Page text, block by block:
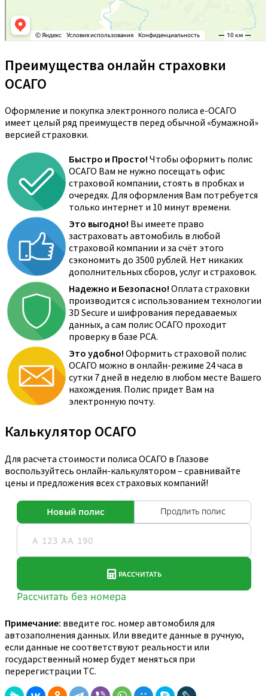
Преимущества онлайн страховки
ОСАГО
Оформление и покупка электронного полиса е-ОСАГО
имеет целый ряд преимуществ перед обычной «бумажной»
версией страховки.
Быстро и Просто! Чтобы оформить полис
ОСАГО Вам не нужно посещать офис
страховой компании, стоять в пробках и
очередях. Для оформления Вам потребуется
только интернет и 10 минут времени.
Это выгодно! Вы имеете право
застраховать автомобиль в любой
страховой компании и за счёт этого
сэкономить до 3500 рублей. Нет никаких
дополнительных сборов, услуг и страховок.
Надежно и Безопасно! Оплата страховки
производится с использованием технологии
3D Secure и шифрования передаваемых
данных, а сам полис ОСАГО проходит
проверку в базе РСА.
Это удобно! Оформить страховой полис
ОСАГО можно в онлайн-режиме 24 часа в
сутки 7 дней в неделю в любом месте Вашего
нахождения. Полис придет Вам на
электронную почту.
Калькулятор ОСАГО
Для расчета стоимости полиса ОСАГО в Глазове
воспользуйтесь онлайн-калькулятором – сравнивайте
цены и предложения всех страховых компаний!
Примечание: введите гос. номер автомобиля для
автозаполнения данных. Или введите данные в ручную,
если данные не соответствуют реальности или
государственный номер будет меняться при
перерегистрации ТС.